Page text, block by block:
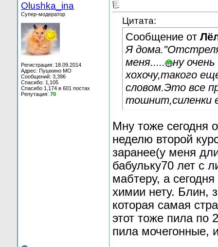
Olushka_ina
Супер-модератор
Регистрация: 18.09.2014
Адрес: Пушкино МО
Сообщений: 3,396
Спасибо: 1,105
Спасибо 1,174 в 601 постах
Репутация: 70
Цитата:
Сообщение от
Я
меня.....
ну
хохочу,такого
словом.Это все
тошнит,силенки
Мну тоже сегодня
неделю второй
заранее(у меня
бабульку70 лет с
мабтеру, а
химии нету. Блин,
которая самая
этот тоже пила по
пила мочегонные,